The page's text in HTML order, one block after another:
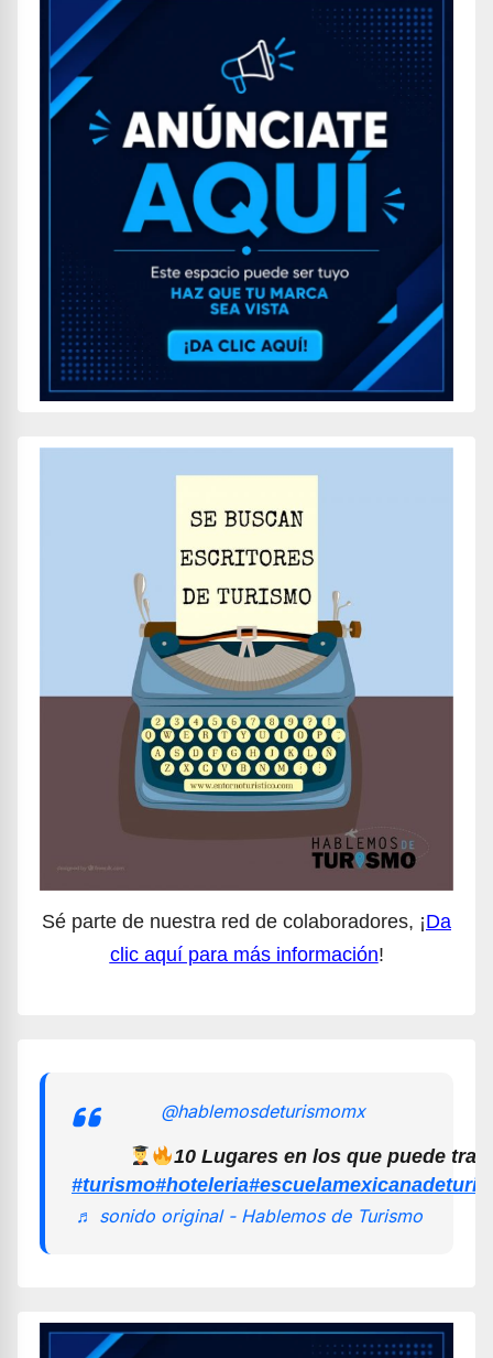
Sé parte de nuestra red de colaboradores, ¡Da
clic aquí para más información!
@hablemosdeturismomx
10 Lugares en los que puede
#turismo#hoteleria
♬ sonido original - Hablemos de Turismo